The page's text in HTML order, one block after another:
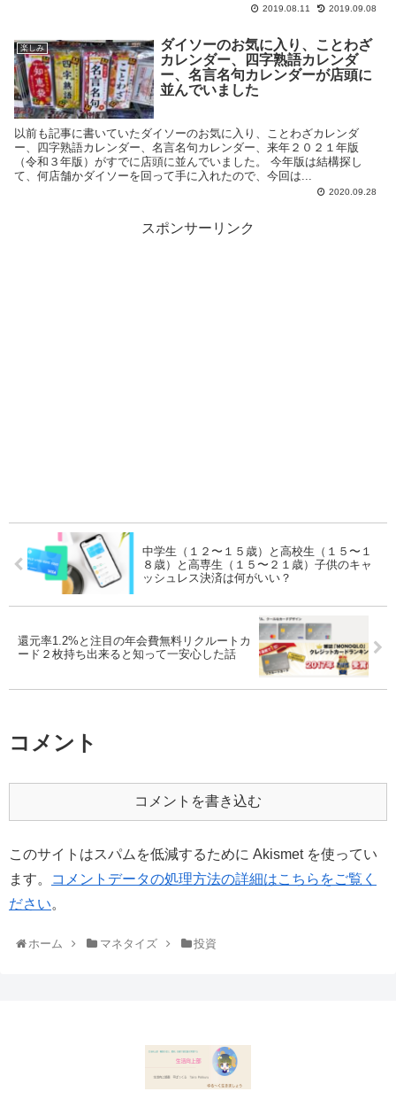
2019.08.11 2019.09.08
楽しみ
ダイソーのお気に入り、ことわざ
カレンダー、四字熟語カレンダ
ー、名言名句カレンダーが店頭に
並んでいました
以前も記事に書いていたダイソーのお気に入り、ことわざカレンダ
ー、四字熟語カレンダー、名言名句カレンダー、来年２０２１年版
（令和３年版）がすでに店頭に並んでいました。 今年版は結構探し
て、何店舗かダイソーを回って手に入れたので、今回は...
2020.09.28
スポンサーリンク
中学生（１２〜１５歳）と高校生（１５〜１
８歳）と高専生（１５〜２１歳）子供のキャ
ッシュレス決済は何がいい？
還元率1.2%と注目の年会費無料リクルートカ
ード２枚持ち出来ると知って一安心した話
コメント
コメントを書き込む
このサイトはスパムを低減するために Akismet を使ってい
ます。
コメントデータの処理方法の詳細はこちらをご覧く
ださい。
ホーム マネタイズ 投資